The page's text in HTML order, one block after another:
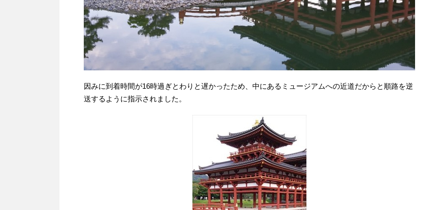
因みに到着時間が16時過ぎとわりと遅かったため、中にあるミュージアムへの近道だからと順路を逆
送するように指示されました。